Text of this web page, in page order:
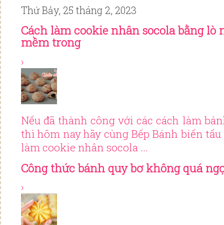
Thứ Bảy, 25 tháng 2, 2023
Cách làm cookie nhân socola bằng lò
mềm trong
›
Nếu đã thành công với các cách làm
thì hôm nay hãy cùng Bếp Bánh biến
làm cookie nhân socola ...
Công thức bánh quy bơ không quá
›